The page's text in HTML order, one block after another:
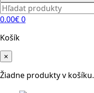
0.00€0
Košík
×
Žiadne produkty v košíku.